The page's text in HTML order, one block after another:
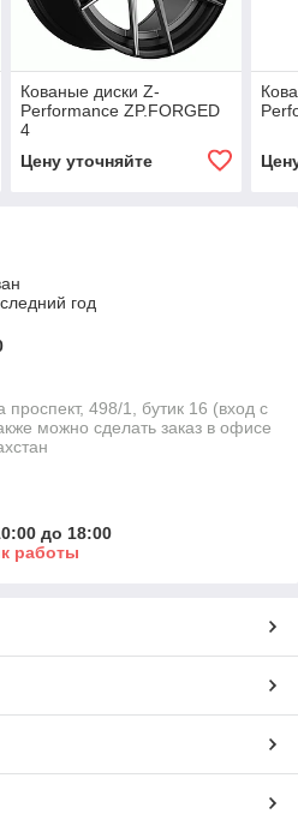
Кованые диски Z-
Performance ZP.FORGED
4
Цену уточняйте
год
498/1, бутик 16 (вход с
можно сделать заказ в офисе
до 18:00
работы